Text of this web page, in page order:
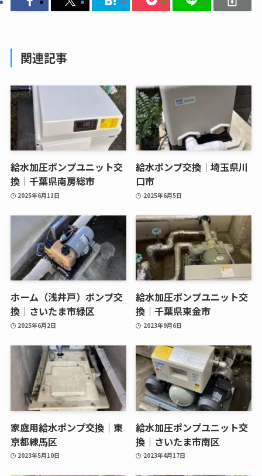
関連記事
給水加圧ポンプユニット交
換｜千葉県南房総市
2025年6月11日
給水ポンプ交換｜埼玉県川
口市
2025年6月5日
ホーム（浅井戸）ポンプ交
換｜さいたま市緑区
2025年6月2日
給水加圧ポンプユニット交
換｜千葉県東金市
2023年9月6日
家庭用給水ポンプ交換｜東
京都練馬区
2023年5月10日
給水加圧ポンプユニット交
換｜さいたま市南区
2023年4月17日